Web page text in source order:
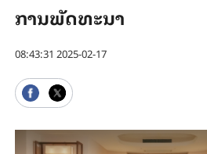
ການ​ພັດ​ທະ​ນາ
08:43:31 2025-02-17